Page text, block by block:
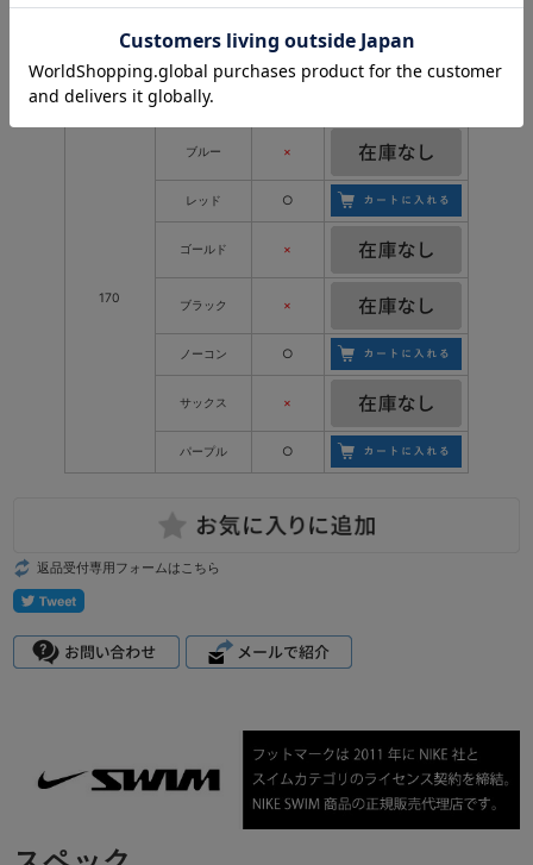
パープル
170
ブルー ×
レッド ○
ゴールド ×
ブラック ×
ノーコン ○
サックス ×
パープル ○
返品受付専用フォームはこちら